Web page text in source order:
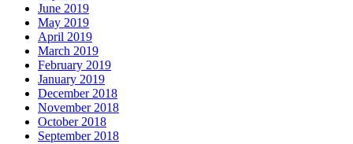
June 2019
May 2019
April 2019
March 2019
February 2019
January 2019
December 2018
November 2018
October 2018
September 2018